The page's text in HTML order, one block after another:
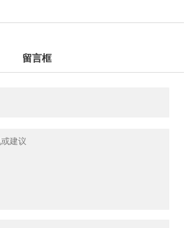
留言框